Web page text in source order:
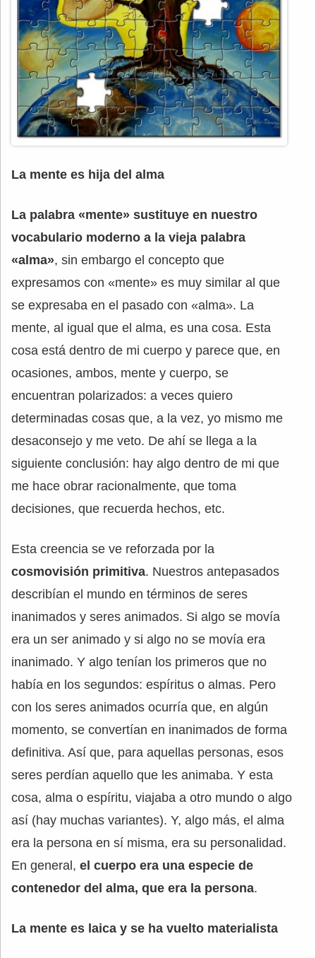
La mente es hija del alma
La palabra «mente» sustituye en nuestro
vocabulario moderno a la vieja palabra
«alma», sin embargo el concepto que
expresamos con «mente» es muy similar al que
se expresaba en el pasado con «alma». La
mente, al igual que el alma, es una cosa. Esta
cosa está dentro de mi cuerpo y parece que, en
ocasiones, ambos, mente y cuerpo, se
encuentran polarizados: a veces quiero
determinadas cosas que, a la vez, yo mismo me
desaconsejo y me veto. De ahí se llega a la
siguiente conclusión: hay algo dentro de mi que
me hace obrar racionalmente, que toma
decisiones, que recuerda hechos, etc.
Esta creencia se ve reforzada por la
cosmovisión primitiva. Nuestros antepasados
describían el mundo en términos de seres
inanimados y seres animados. Si algo se movía
era un ser animado y si algo no se movía era
inanimado. Y algo tenían los primeros que no
había en los segundos: espíritus o almas. Pero
con los seres animados ocurría que, en algún
momento, se convertían en inanimados de forma
definitiva. Así que, para aquellas personas, esos
seres perdían aquello que les animaba. Y esta
cosa, alma o espíritu, viajaba a otro mundo o algo
así (hay muchas variantes). Y, algo más, el alma
era la persona en sí misma, era su personalidad.
En general, el cuerpo era una especie de
contenedor del alma, que era la persona.
La mente es laica y se ha vuelto materialista